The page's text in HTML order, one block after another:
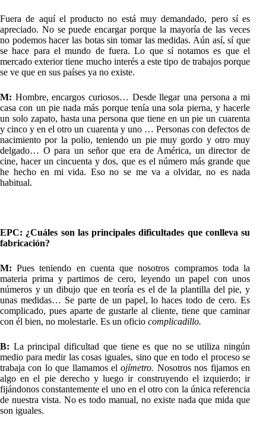
Fuera de aquí el producto no está muy demandado, pero sí es
apreciado. No se puede encargar porque la mayoría de las veces
no podemos hacer las botas sin tomar las medidas. Aún así, sí que
se hace para el mundo de fuera. Lo que sí notamos es que el
mercado exterior tiene mucho interés a este tipo de trabajos porque
se ve que en sus países ya no existe.
M: Hombre, encargos curiosos… Desde llegar una persona a mi
casa con un pie nada más porque tenía una sola pierna, y hacerle
un solo zapato, hasta una persona que tiene en un pie un cuarenta
y cinco y en el otro un cuarenta y uno … Personas con defectos de
nacimiento por la polio, teniendo un pie muy gordo y otro muy
delgado… O para un señor que era de América, un director de
cine, hacer un cincuenta y dos, que es el número más grande que
he hecho en mi vida. Eso no se me va a olvidar, no es nada
habitual.
EPC: ¿Cuáles son las principales dificultades que conlleva su
fabricación?
M: Pues teniendo en cuenta que nosotros compramos toda la
materia prima y partimos de cero, leyendo un papel con unos
números y un dibujo que en teoría es el de la plantilla del pie, y
unas medidas… Se parte de un papel, lo haces todo de cero. Es
complicado, pues aparte de gustarle al cliente, tiene que caminar
con él bien, no molestarle. Es un oficio complicadillo.
B: La principal dificultad que tiene es que no se utiliza ningún
medio para medir las cosas iguales, sino que en todo el proceso se
trabaja con lo que llamamos elojímetro. Nosotros nos fijamos en
algo en el pie derecho y luego ir construyendo el izquierdo; ir
fijándonos constantemente el uno en el otro con la única referencia
de nuestra vista. No es todo manual, no existe nada que mida que
son iguales.